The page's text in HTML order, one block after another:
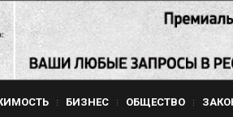
БИЗНЕС ОБЩЕСТВО